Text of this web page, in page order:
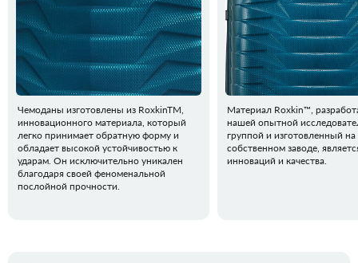
Чемоданы изготовлены из RoxkinTM,
инновационного материала, который
легко принимает обратную форму и
обладает высокой устойчивостью к
ударам. Он исключительно уникален
благодаря своей феноменальной
послойной прочности.
Материал Roxkin™,
нашей опытной
группой и изготовленный на
собственном заводе,
инноваций и качества.